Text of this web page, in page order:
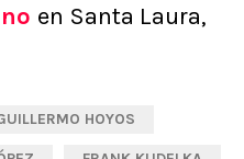
en Santa Laura,
HOYOS